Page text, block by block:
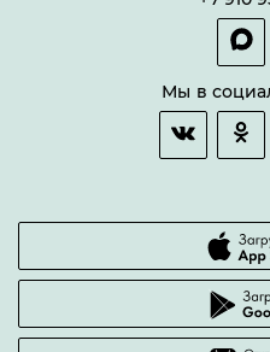
Гарантии качества
Часто задаваемые вопросы
Мы в